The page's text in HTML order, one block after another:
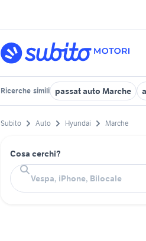
Ricerche simili passat auto Marche
Subito Auto Hyundai Marche
Cosa cerchi?